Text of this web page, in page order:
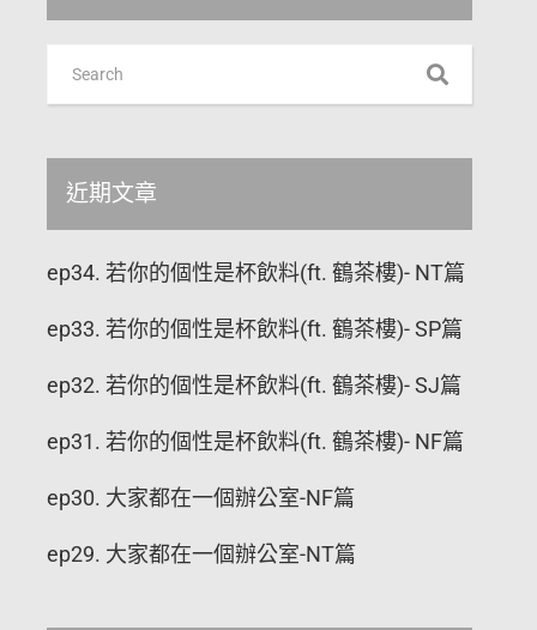
近期文章
ep34. 若你的個性是杯飲料(ft. 鶴茶樓)- NT篇
ep33. 若你的個性是杯飲料(ft. 鶴茶樓)- SP篇
ep32. 若你的個性是杯飲料(ft. 鶴茶樓)- SJ篇
ep31. 若你的個性是杯飲料(ft. 鶴茶樓)- NF篇
ep30. 大家都在一個辦公室-NF篇
ep29. 大家都在一個辦公室-NT篇